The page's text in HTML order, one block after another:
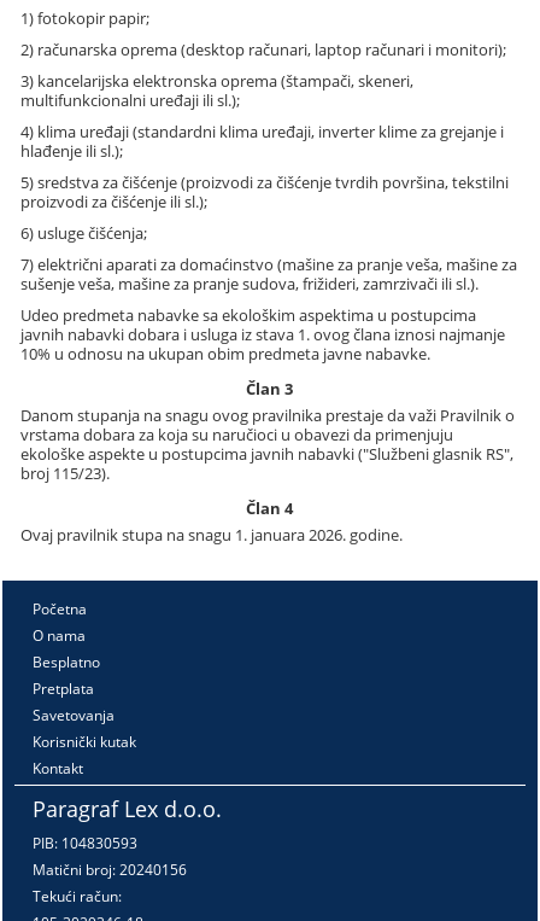
1) fotokopir papir;
2) računarska oprema (desktop računari, laptop računari i monitori);
3) kancelarijska elektronska oprema (štampači, skeneri,
multifunkcionalni uređaji ili sl.);
4) klima uređaji (standardni klima uređaji, inverter klime za grejanje i
hlađenje ili sl.);
5) sredstva za čišćenje (proizvodi za čišćenje tvrdih površina, tekstilni
proizvodi za čišćenje ili sl.);
6) usluge čišćenja;
7) električni aparati za domaćinstvo (mašine za pranje veša, mašine za
sušenje veša, mašine za pranje sudova, frižideri, zamrzivači ili sl.).
Udeo predmeta nabavke sa ekološkim aspektima u postupcima
javnih nabavki dobara i usluga iz stava 1. ovog člana iznosi najmanje
10% u odnosu na ukupan obim predmeta javne nabavke.
Član 3
Danom stupanja na snagu ovog pravilnika prestaje da važi Pravilnik o
vrstama dobara za koja su naručioci u obavezi da primenjuju
ekološke aspekte u postupcima javnih nabavki ("Službeni glasnik RS",
broj 115/23).
Član 4
Ovaj pravilnik stupa na snagu 1. januara 2026. godine.
Početna
O nama
Besplatno
Pretplata
Savetovanja
Korisnički kutak
Kontakt
Paragraf Lex d.o.o.
PIB: 104830593
Matični broj: 20240156
Tekući račun: